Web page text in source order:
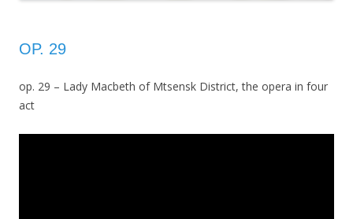
OP. 29
op. 29 – Lady Macbeth of Mtsensk District, the opera in four
act